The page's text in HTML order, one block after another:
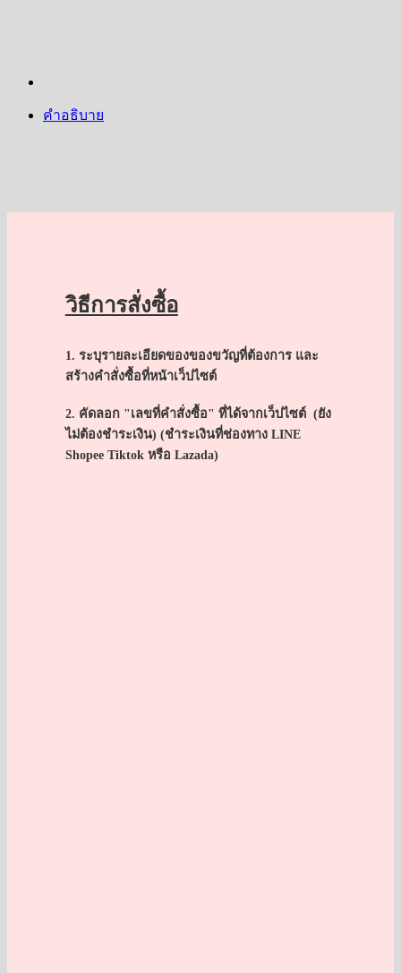
ที่
ฟรี
คำอธิบาย
วิธีการสั่งซื้อ
1. ระบุรายละเอียดของของขวัญที่ต้องการ และ
สร้างคำสั่งซื้อที่หน้าเว็ปไซต์
2. คัดลอก "เลขที่คำสั่งซื้อ" ที่ได้จากเว็ปไซต์ (ยัง
ไม่ต้องชำระเงิน) (ชำระเงินที่ช่องทาง LINE
Shopee Tiktok หรือ Lazada)